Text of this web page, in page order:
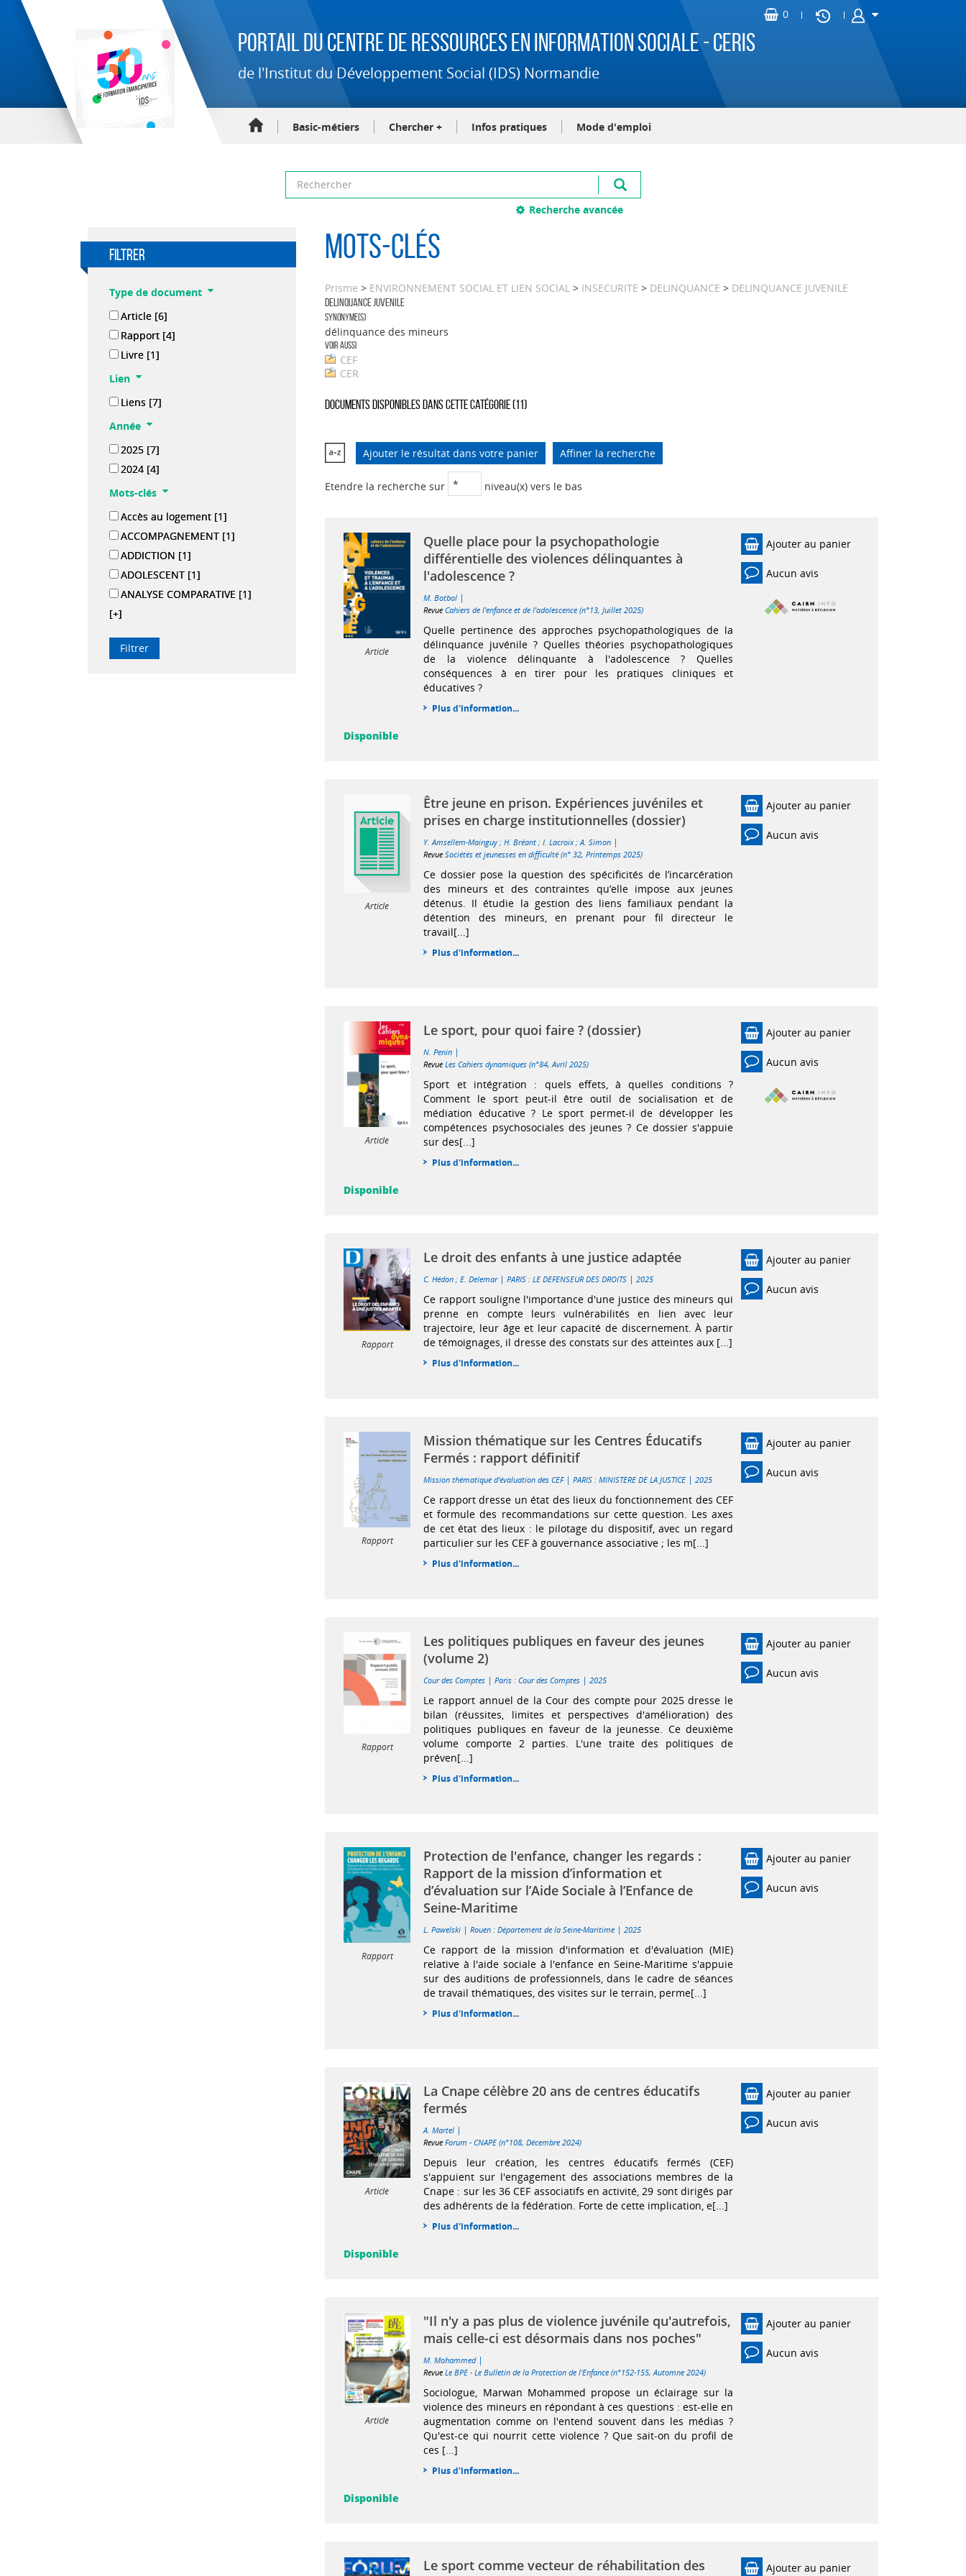
Portail du Centre de Ressources en Information Sociale - CERIS
de l'Institut du Développement Social (IDS) Normandie
Basic-métiers Chercher + Infos pratiques Mode d'emploi
Recherche avancée
filtrer
Type de document
Article [6]
Rapport [4]
Livre [1]
Lien
Liens [7]
Année
2025 [7]
2024 [4]
Mots-clés
Accès au logement [1]
ACCOMPAGNEMENT [1]
ADDICTION [1]
ADOLESCENT [1]
ANALYSE COMPARATIVE [1]
[+]
Mots-clés
Prisme > ENVIRONNEMENT SOCIAL ET LIEN SOCIAL > INSECURITE > DELINQUANCE > DELINQUANCE JUVENILE
DELINQUANCE JUVENILE
Synonyme(s)
délinquance des mineurs
Voir aussi
CEF
CER
Documents disponibles dans cette catégorie (11)
Ajouter le résultat dans votre panier Affiner la recherche
Etendre la recherche sur niveau(x) vers le bas
Article
Quelle place pour la psychopathologie
différentielle des violences délinquantes à
l'adolescence ?
M. Botbol |
RevueCahiers de l'enfance et de l'adolescence (n°13, Juillet 2025)
Quelle pertinence des approches psychopathologiques de la
délinquance juvénile ? Quelles théories psychopathologiques
de la violence délinquante à l'adolescence ? Quelles
conséquences à en tirer pour les pratiques cliniques et
éducatives ?
Plus d'information...
Ajouter au panier
Aucun avis
Disponible
Article
Être jeune en prison. Expériences juvéniles et
prises en charge institutionnelles (dossier)
Y. Amsellem-Mainguy;H. Bréant ;I. Lacroix;A. Simon |
RevueSociétés et jeunesses en difficulté (n° 32, Printemps 2025)
Ce dossier pose la question des spécificités de l’incarcération
des mineurs et des contraintes qu’elle impose aux jeunes
détenus. Il étudie la gestion des liens familiaux pendant la
détention des mineurs, en prenant pour fil directeur le
travail[...]
Plus d'information...
Ajouter au panier
Aucun avis
Article
Le sport, pour quoi faire ? (dossier)
N. Penin |
RevueLes Cahiers dynamiques (n°84, Avril 2025)
Sport et intégration : quels effets, à quelles conditions ?
Comment le sport peut-il être outil de socialisation et de
médiation éducative ? Le sport permet-il de développer les
compétences psychosociales des jeunes ? Ce dossier s'appuie
sur des[...]
Plus d'information...
Ajouter au panier
Aucun avis
Disponible
Rapport
Le droit des enfants à une justice adaptée
C. Hédon ;E. Delemar |PARIS : LE DEFENSEUR DES DROITS |2025
Ce rapport souligne l'importance d'une justice des mineurs qui
prenne en compte leurs vulnérabilités en lien avec leur
trajectoire, leur âge et leur capacité de discernement. À partir
de témoignages, il dresse des constats sur des atteintes aux [...]
Plus d'information...
Ajouter au panier
Aucun avis
Rapport
Mission thématique sur les Centres Éducatifs
Fermés : rapport définitif
Mission thématique d'évaluation des CEF |PARIS : MINISTERE DE LA JUSTICE |2025
Ce rapport dresse un état des lieux du fonctionnement des CEF
et formule des recommandations sur cette question. Les axes
de cet état des lieux : le pilotage du dispositif, avec un regard
particulier sur les CEF à gouvernance associative ; les m[...]
Plus d'information...
Ajouter au panier
Aucun avis
Rapport
Les politiques publiques en faveur des jeunes
(volume 2)
Cour des Comptes |Paris : Cour des Comptes |2025
Le rapport annuel de la Cour des compte pour 2025 dresse le
bilan (réussites, limites et perspectives d'amélioration) des
politiques publiques en faveur de la jeunesse. Ce deuxième
volume comporte 2 parties. L'une traite des politiques de
préven[...]
Plus d'information...
Ajouter au panier
Aucun avis
Rapport
Protection de l'enfance, changer les regards :
Rapport de la mission d’information et
d’évaluation sur l’Aide Sociale à l’Enfance de
Seine-Maritime
L. Pawelski |Rouen : Département de la Seine-Maritime |2025
Ce rapport de la mission d'information et d'évaluation (MIE)
relative à l'aide sociale à l'enfance en Seine-Maritime s'appuie
sur des auditions de professionnels, dans le cadre de séances
de travail thématiques, des visites sur le terrain, perme[...]
Plus d'information...
Ajouter au panier
Aucun avis
Article
La Cnape célèbre 20 ans de centres éducatifs
fermés
A. Martel |
RevueForum - CNAPE (n°108, Décembre 2024)
Depuis leur création, les centres éducatifs fermés (CEF)
s'appuient sur l'engagement des associations membres de la
Cnape : sur les 36 CEF associatifs en activité, 29 sont dirigés par
des adhérents de la fédération. Forte de cette implication, e[...]
Plus d'information...
Ajouter au panier
Aucun avis
Disponible
Article
"Il n'y a pas plus de violence juvénile qu'autrefois,
mais celle-ci est désormais dans nos poches"
M. Mohammed |
RevueLe BPE - Le Bulletin de la Protection de l'Enfance (n°152-155, Automne 2024)
Sociologue, Marwan Mohammed propose un éclairage sur la
violence des mineurs en répondant à ces questions : est-elle en
augmentation comme on l'entend souvent dans les médias ?
Qu'est-ce qui nourrit cette violence ? Que sait-on du profil de
ces [...]
Plus d'information...
Ajouter au panier
Aucun avis
Disponible
Le sport comme vecteur de réhabilitation des
Ajouter au panier